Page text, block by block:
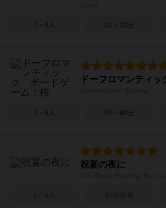
1～4人 10～20分
ドーフロマンティ
1～6人 30～90分
祝宴の夜に
1～4人 30分前後